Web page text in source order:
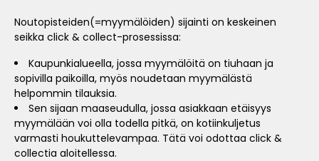
Noutopisteiden(=myymälöiden) sijainti on keskeinen
seikka click & collect-prosessissa:
Kaupunkialueella, jossa myymälöitä on tiuhaan ja
sopivilla paikoilla, myös noudetaan myymälästä
helpommin tilauksia.
Sen sijaan maaseudulla, jossa asiakkaan etäisyys
myymälään voi olla todella pitkä, on kotiinkuljetus
varmasti houkuttelevampaa. Tätä voi odottaa click &
collectia aloitellessa.